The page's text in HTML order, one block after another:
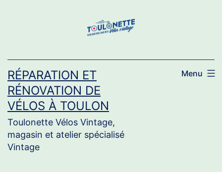
RÉPARATION ET
RÉNOVATION DE
VÉLOS À TOULON
Toulonette Vélos Vintage,
magasin et atelier spécialisé
Vintage
Menu